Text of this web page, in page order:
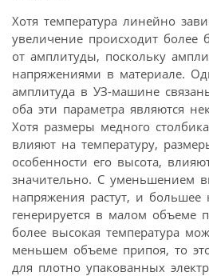
Хотя температура линейно
увеличение происходит более
от амплитуды, поскольку
напряжениями в материале.
амплитуда в УЗ-машине
оба эти параметра являются
Хотя размеры медного
влияют на температуру,
особенности его высота,
значительно. С уменьшением
напряжения растут, и большее
генерируется в малом объеме
более высокая температура
меньшем объеме припоя, то
для плотно упакованных